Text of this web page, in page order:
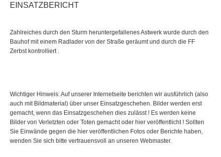
EINSATZBERICHT
Zahlreiches durch den Sturm heruntergefallenes Astwerk wurde durch den
Bauhof mit einem Radlader von der Straße geräumt und durch die FF
Zerbst kontrolliert .
Wichtiger Hinweis: Auf unserer Internetseite berichten wir ausführlich (also
auch mit Bildmaterial) über unser Einsatzgeschehen. Bilder werden erst
gemacht, wenn das Einsatzgeschehen dies zulässt ! Es werden keine
Bilder von Verletzten oder Toten gemacht oder hier veröffentlicht ! Sollten
Sie Einwände gegen die hier veröffentlichen Fotos oder Berichte haben,
wenden Sie sich bitte vertrauensvoll an unseren Webmaster.